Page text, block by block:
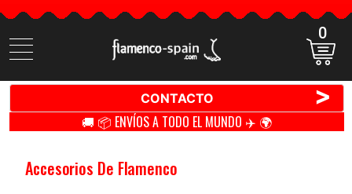
Buscar
productos
0
CONTACTO >
🚚 📦 ENVÍOS A TODO EL MUNDO ✈️ 🌍
Accesorios De Flamenco